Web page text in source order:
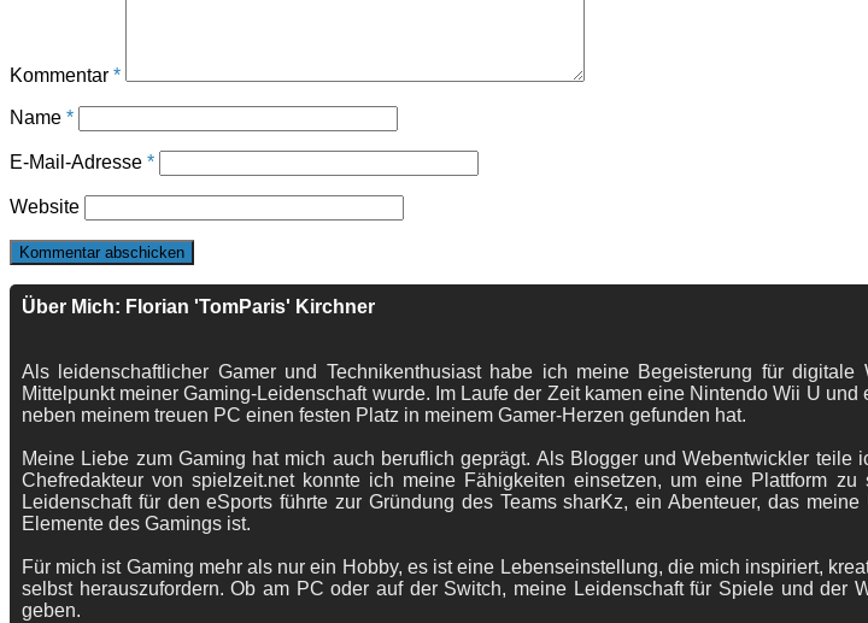
Kommentar *
Name *
E-Mail-Adresse *
Website
Über Mich: Florian 'TomParis' Kirchner
Als leidenschaftlicher Gamer und Technikenthusiast habe ich meine Begeisterung für
Mittelpunkt meiner Gaming-Leidenschaft wurde. Im Laufe der Zeit kamen eine Nintendo Wii U
neben meinem treuen PC einen festen Platz in meinem Gamer-Herzen gefunden hat.
Meine Liebe zum Gaming hat mich auch beruflich geprägt. Als Blogger und Webentwickler
Chefredakteur von spielzeit.net konnte ich meine Fähigkeiten einsetzen, um eine Plattform
Leidenschaft für den eSports führte zur Gründung des Teams sharKz, ein Abenteuer, das
Elemente des Gamings ist.
Für mich ist Gaming mehr als nur ein Hobby, es ist eine Lebenseinstellung, die mich inspiriert,
selbst herauszufordern. Ob am PC oder auf der Switch, meine Leidenschaft für Spiele und
geben.